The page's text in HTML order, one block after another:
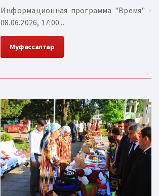
Информационная программа "Время" -
08.06.2026, 17:00...
Муфассалтар